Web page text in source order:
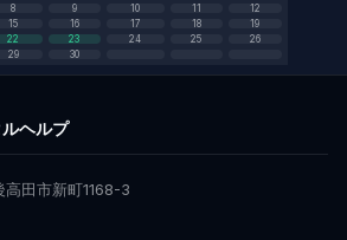
8 9 10 11
12
15 16 17 18
19
22 23 24 25
26
29 30
ヘルプ
田市新町1168-3